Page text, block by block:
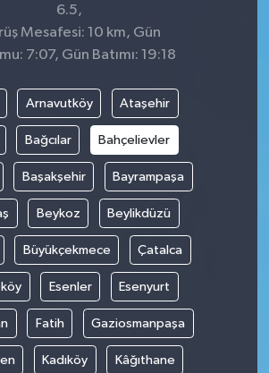
6.5,
Mesafesi: 10 km, Gün
7:07, Gün Batımı: 19:18
Arnavutköy Ataşehir
Bağcılar Bahçelievler
Başakşehir Bayrampaşa
Beykoz Beylikdüzü
Büyükçekmece Çatalca
Esenler Esenyurt
Fatih Gaziosmanpaşa
Kadıköy Kâğıthane